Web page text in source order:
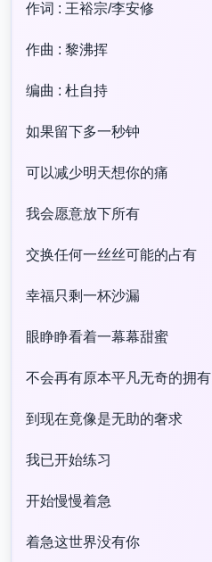
作词 : 王裕宗/李安修
作曲 : 黎沸挥
编曲 : 杜自持
如果留下多一秒钟
可以减少明天想你的痛
我会愿意放下所有
交换任何一丝丝可能的占有
幸福只剩一杯沙漏
眼睁睁看着一幕幕甜蜜
不会再有原本平凡无奇的拥有
到现在竟像是无助的奢求
我已开始练习
开始慢慢着急
着急这世界没有你